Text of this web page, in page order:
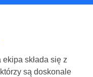
ekipa składa się z
są doskonale